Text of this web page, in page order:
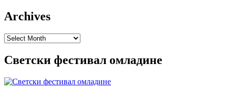
Archives
Archives
Светски фестивал омладине